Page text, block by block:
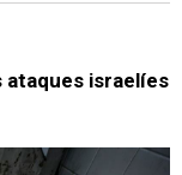
ataques israelíes